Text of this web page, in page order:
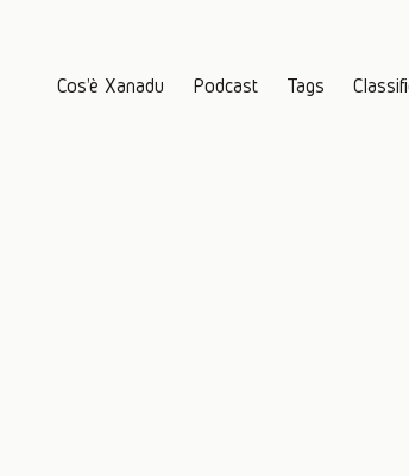
Cos'è Xanadu Podcast Tags